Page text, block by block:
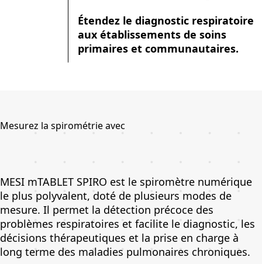
Étendez le diagnostic respiratoire
aux établissements de soins
primaires et communautaires.
Mesurez la spirométrie avec
MESI mTABLET SPIRO est le spiromètre numérique
le plus polyvalent, doté de plusieurs modes de
mesure. Il permet la détection précoce des
problèmes respiratoires et facilite le diagnostic, les
décisions thérapeutiques et la prise en charge à
long terme des maladies pulmonaires chroniques.